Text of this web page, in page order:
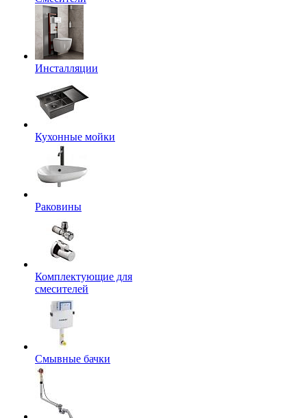
Инсталляции
Кухонные мойки
Раковины
Комплектующие для
смесителей
Смывные бачки